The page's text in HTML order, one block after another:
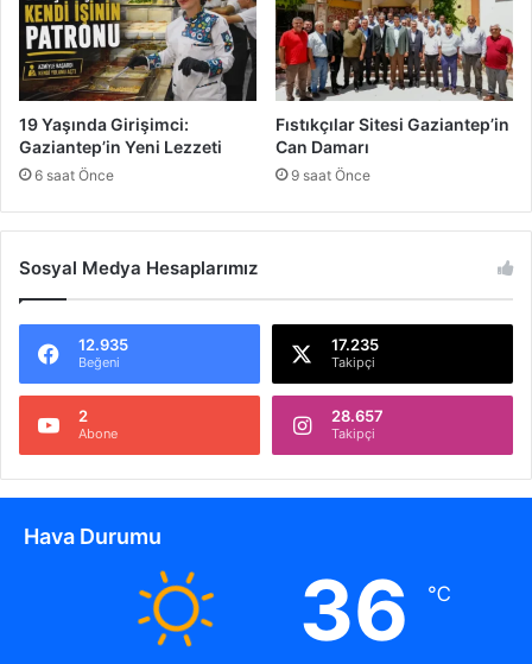
um
a
m
a
ş
a
n
ı
ı
19 Yaşında Girişimci:
Gaziantep’in Yeni Lezzeti
6 saat Önce
Fıstıkçılar Sitesi Gaziantep’in
Can Damarı
9 saat Önce
Sosyal Medya Hesaplarımız
12.935
Beğeni
17.235
Takipçi
2
Abone
28.657
Takipçi
Hava Durumu
36 ℃